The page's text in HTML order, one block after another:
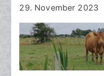
29. November 2023